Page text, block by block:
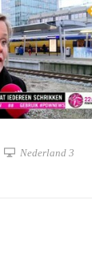
Nederland 3